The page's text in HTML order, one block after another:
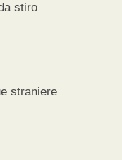
stiro
straniere